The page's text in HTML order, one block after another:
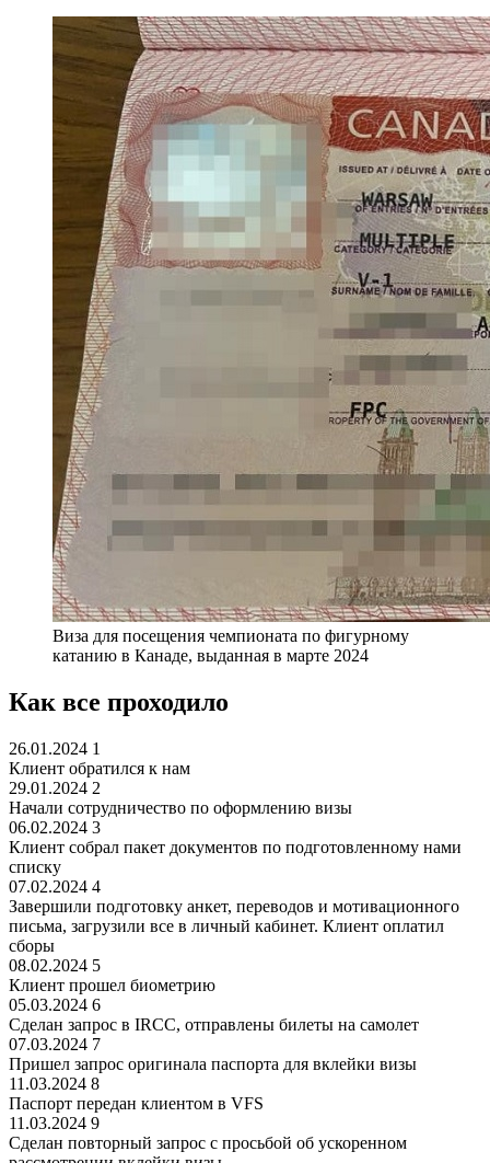
Виза для посещения чемпионата по фигурному
катанию в Канаде, выданная в марте 2024
Как все проходило
26.01.2024 1
Клиент обратился к нам
29.01.2024 2
Начали сотрудничество по оформлению визы
06.02.2024 3
Клиент собрал пакет документов по подготовленному нами
списку
07.02.2024 4
Завершили подготовку анкет, переводов и мотивационного
письма, загрузили все в личный кабинет. Клиент оплатил
сборы
08.02.2024 5
Клиент прошел биометрию
05.03.2024 6
Сделан запрос в IRCC, отправлены билеты на самолет
07.03.2024 7
Пришел запрос оригинала паспорта для вклейки визы
11.03.2024 8
Паспорт передан клиентом в VFS
11.03.2024 9
Сделан повторный запрос с просьбой об ускоренном